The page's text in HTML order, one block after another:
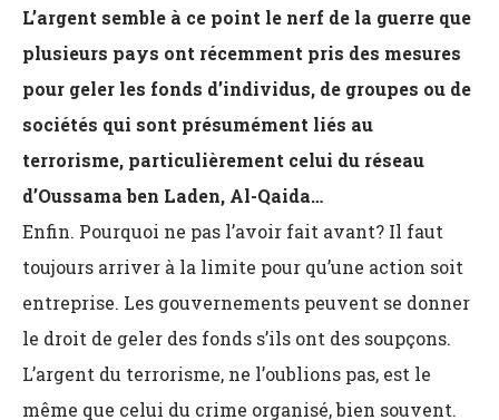
L’argent semble à ce point le nerf de la guerre que
plusieurs pays ont récemment pris des mesures
pour geler les fonds d’individus, de groupes ou de
sociétés qui sont présumément liés au
terrorisme, particulièrement celui du réseau
d’Oussama ben Laden, Al-Qaida…
Enfin. Pourquoi ne pas l’avoir fait avant? Il faut
toujours arriver à la limite pour qu’une action soit
entreprise. Les gouvernements peuvent se donner
le droit de geler des fonds s’ils ont des soupçons.
L’argent du terrorisme, ne l’oublions pas, est le
même que celui du crime organisé, bien souvent.